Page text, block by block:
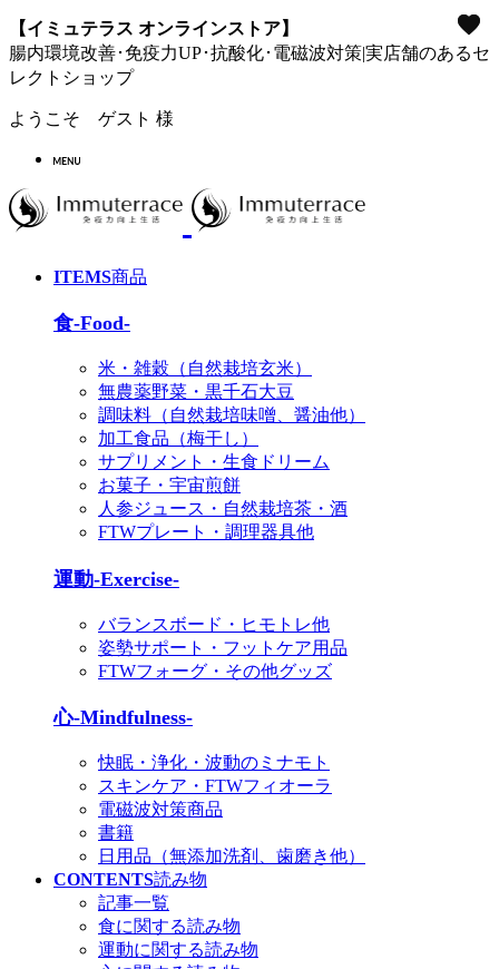
【イミュテラス オンラインストア】
腸内環境改善･免疫力UP･抗酸化･電磁波対策|実店舗のあるセ
レクトショップ
ようこそ ゲスト 様
ITEMS商品
食-Food-
米・雑穀（自然栽培玄米）
無農薬野菜・黒千石大豆
調味料（自然栽培味噌、醤油他）
加工食品（梅干し）
サプリメント・生食ドリーム
お菓子・宇宙煎餅
人参ジュース・自然栽培茶・酒
FTWプレート・調理器具他
運動-Exercise-
バランスボード・ヒモトレ他
姿勢サポート・フットケア用品
FTWフォーグ・その他グッズ
心-Mindfulness-
快眠・浄化・波動のミナモト
スキンケア・FTWフィオーラ
電磁波対策商品
書籍
日用品（無添加洗剤、歯磨き他）
CONTENTS読み物
記事一覧
食に関する読み物
運動に関する読み物
favorite
favorite
favorite
favorite